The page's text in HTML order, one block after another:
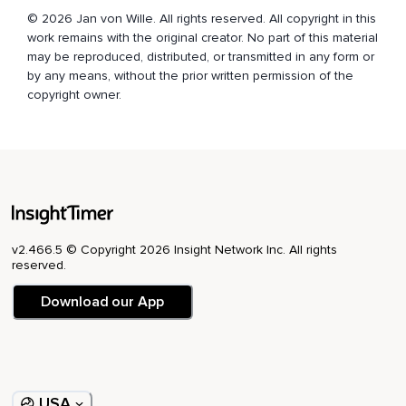
Dir,
Sodass Du auch später ganz leicht wieder zurückfinden
kannst,
Wie schön ist es,
schenken kannst,
Wann und wo immer Du möchtest.
Damit sich dieses Gefühl des tieferen Gelöstseins einstellt,
© 2026 Jan von Wille. All rights reserved. All copyright in this
work remains with the original creator. No part of this material
may be reproduced, distributed, or transmitted in any form or
by any means, without the prior written permission of the
copyright owner.
v2.466.5 © Copyright 2026 Insight Network Inc. All rights
reserved.
Download our App